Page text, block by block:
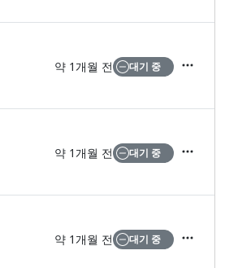
약 1개월 전 대기 중
약 1개월 전 대기 중
약 1개월 전 대기 중